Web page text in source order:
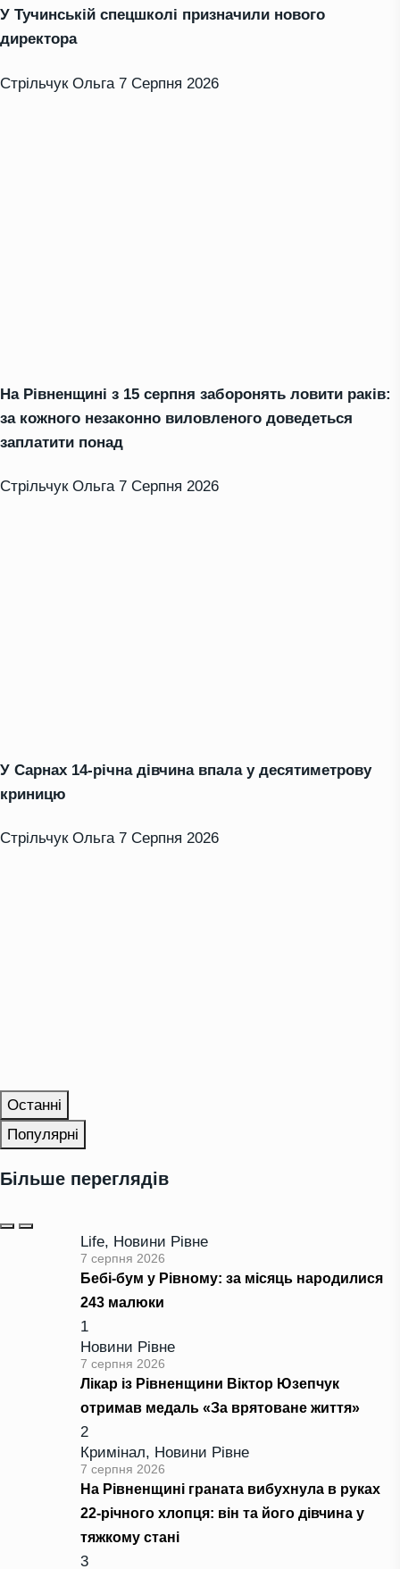
У Тучинській спецшколі призначили нового
директора
Стрільчук Ольга 7 Серпня 2026
На Рівненщині з 15 серпня заборонять ловити раків:
за кожного незаконно виловленого доведеться
заплатити понад
Стрільчук Ольга 7 Серпня 2026
У Сарнах 14-річна дівчина впала у десятиметрову
криницю
Стрільчук Ольга 7 Серпня 2026
Останні
Популярні
Більше переглядів
Life, Новини Рівне
7 серпня 2026
Бебі-бум у Рівному: за місяць народилися
243 малюки
1
Новини Рівне
7 серпня 2026
Лікар із Рівненщини Віктор Юзепчук
отримав медаль «За врятоване життя»
2
Кримінал, Новини Рівне
7 серпня 2026
На Рівненщині граната вибухнула в руках
22-річного хлопця: він та його дівчина у
тяжкому стані
3